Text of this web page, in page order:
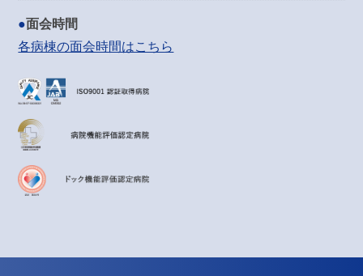
面会時間
各病棟の面会時間はこちら